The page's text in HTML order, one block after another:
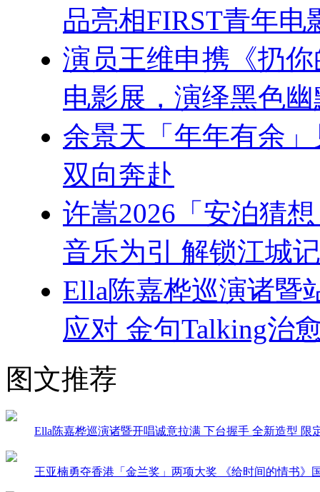
品亮相FIRST青年电
演员王维申携《扔
电影展，演绎黑色
余景天「年年有余
双向奔赴
许嵩2026「安泊猜
音乐为引 解锁江城
Ella陈嘉桦巡演诸暨
应对 金句Talking治
图文推荐
Ella陈嘉桦巡演诸暨开唱诚意拉满 下台握手 全新造型 限
王亚楠勇夺香港「金兰奖」两项大奖 《给时间的情书》